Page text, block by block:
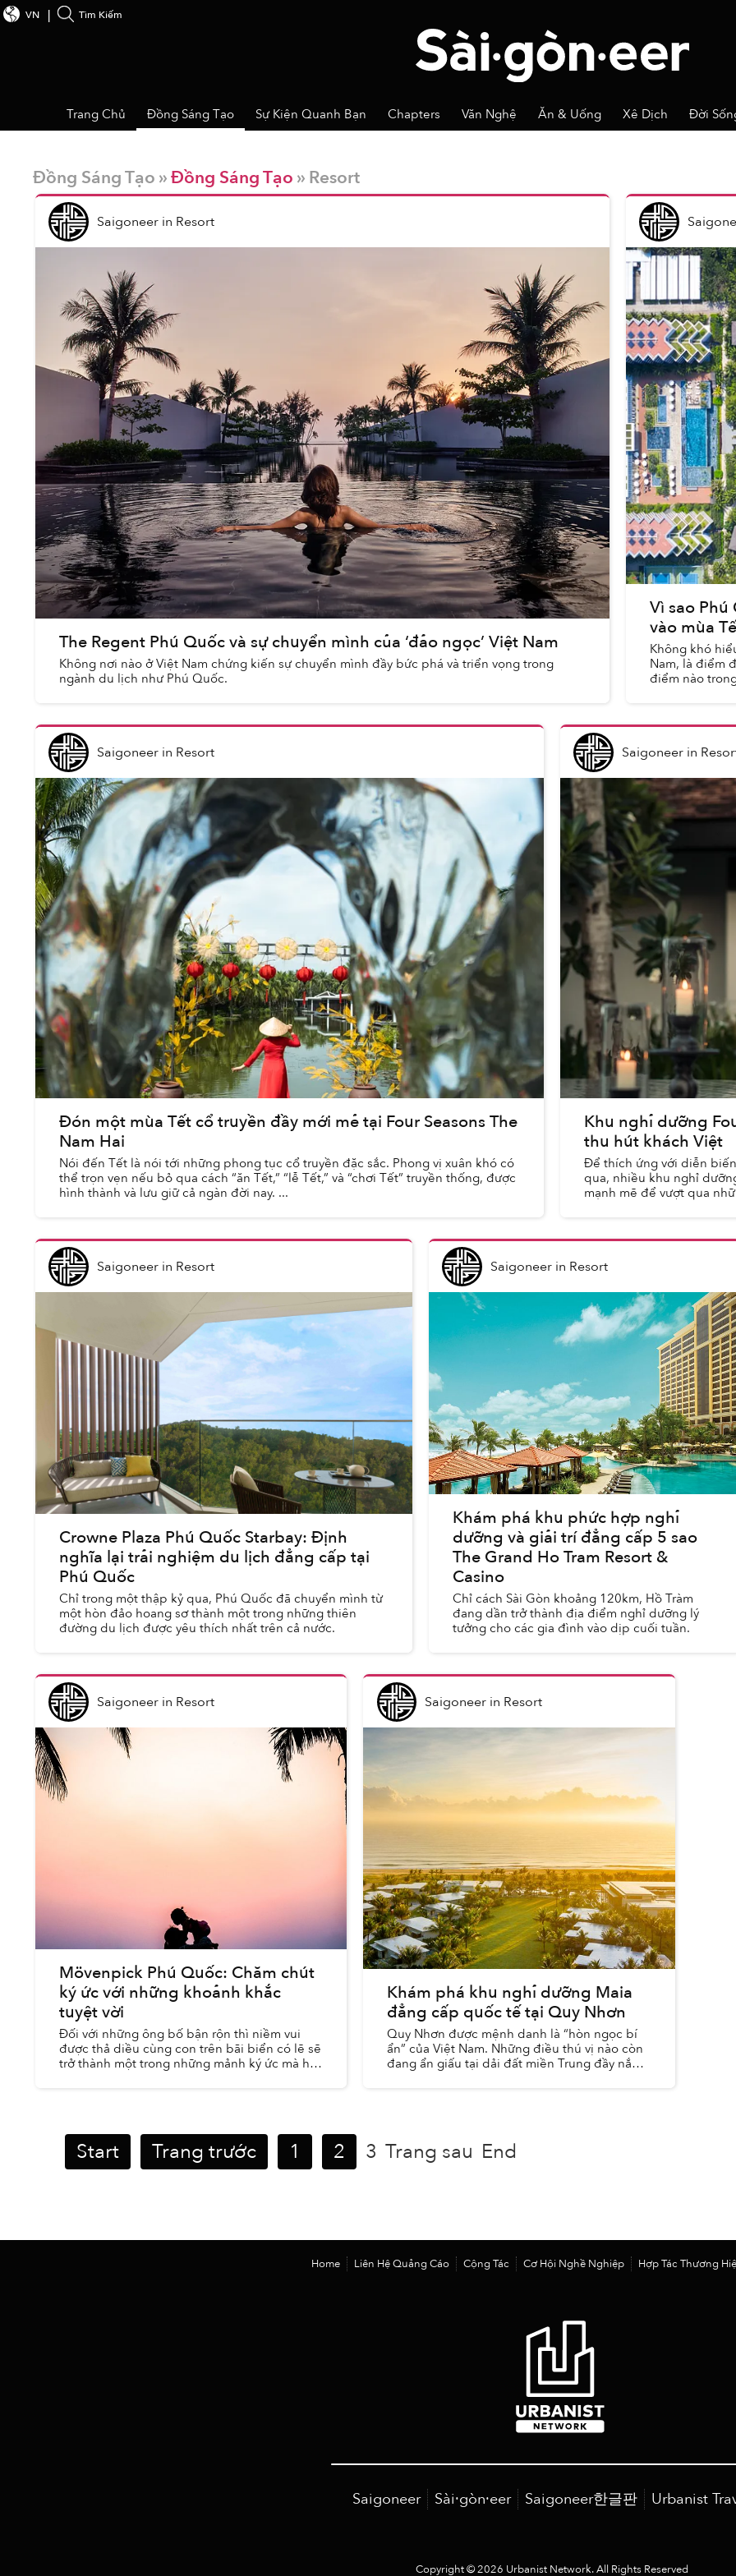
VN Tìm Kiếm
Trang Chủ Đồng Sáng Tạo Sự Kiện Quanh Bạn Chapters Văn Nghệ Ăn & Uống Xê Dịch Đời
Đồng Sáng Tạo »Đồng Sáng Tạo » Resort
Saigoneerin Resort
The Regent Phú Quốc và sự chuyển mình của ‘đảo ngọc’ Việt Nam
Không nơi nào ở Việt Nam chứng kiến sự chuyển mình đầy bức phá và triển vọng trong
ngành du lịch như Phú Quốc.
Vì sao
vào mùa
Không khó
Nam, là điểm
điểm nào
Saigoneerin Resort
Đón một mùa Tết cổ truyền đầy mới mẻ tại Four Seasons The
Nam Hai
Nói đến Tết là nói tới những phong tục cổ truyền đặc sắc. Phong vị xuân khó có
thể trọn vẹn nếu bỏ qua cách “ăn Tết,” “lễ Tết,” và “chơi Tết” truyền thống, được
hình thành và lưu giữ cả ngàn đời nay. ...
Saigoneerin
Khu nghỉ dưỡng
thu hút khách Việt
Để thích ứng với diễn
qua, nhiều khu nghỉ
mạnh mẽ để vượt qua
Saigoneerin Resort
Crowne Plaza Phú Quốc Starbay: Định
nghĩa lại trải nghiệm du lịch đẳng cấp tại
Phú Quốc
Chỉ trong một thập kỷ qua, Phú Quốc đã chuyển mình từ
một hòn đảo hoang sơ thành một trong những thiên
đường du lịch được yêu thích nhất trên cả nước.
Saigoneer in Resort
Khám phá khu phức hợp nghỉ
dưỡng và giải trí đẳng cấp 5 sao
The Grand Ho Tram Resort &
Casino
Chỉ cách Sài Gòn khoảng 120km, Hồ Tràm
đang dần trở thành địa điểm nghỉ dưỡng lý
tưởng cho các gia đình vào dịp cuối tuần.
Saigoneerin Resort
Mövenpick Phú Quốc: Chăm chút
ký ức với những khoảnh khắc
tuyệt vời
Đối với những ông bố bận rộn thì niềm vui
được thả diều cùng con trên bãi biển có lẽ sẽ
trở thành một trong những mảnh ký ức mà họ
Saigoneer in Resort
Khám phá khu nghỉ dưỡng Maia
đẳng cấp quốc tế tại Quy Nhơn
Quy Nhơn được mệnh danh là “hòn ngọc bí
ẩn” của Việt Nam. Những điều thú vị nào còn
đang ẩn giấu tại dải đất miền Trung đầy nắng
Start Trang trước 1 2 3 Trang sau End
Home Liên Hệ Quảng Cáo Cộng Tác Cơ Hội Nghề Nghiệp Hợp Tác Thương
Saigoneer Sài·gòn·eer Saigoneer한글판 Urbanist
Copyright © 2026 Urbanist Network. All Rights Reserved